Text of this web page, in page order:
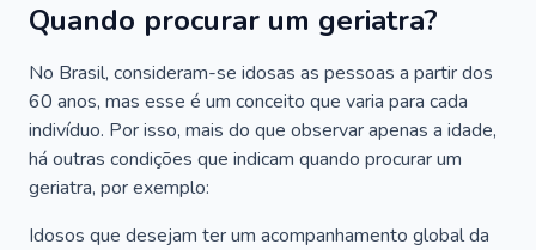
Quando procurar um geriatra?
No Brasil, consideram-se idosas as pessoas a partir dos
60 anos, mas esse é um conceito que varia para cada
indivíduo. Por isso, mais do que observar apenas a idade,
há outras condições que indicam quando procurar um
geriatra, por exemplo:
Idosos que desejam ter um acompanhamento global da